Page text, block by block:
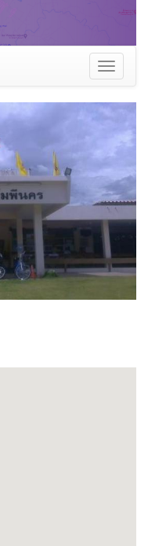
Toggle